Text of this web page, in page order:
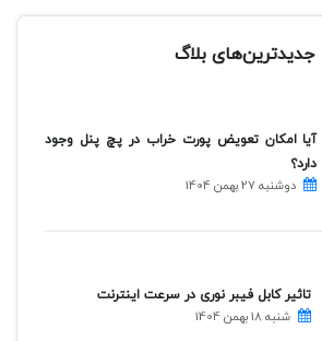
جدیدترین‌های بلاگ
آیا امکان تعویض پورت خراب در پچ پنل وجود
دارد؟
دوشنبه 27 بهمن 1404
تاثیر کابل فیبر نوری در سرعت اینترنت
شنبه 18 بهمن 1404